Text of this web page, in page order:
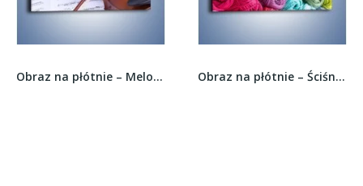
Obraz na płótnie – Melodia grana na skrzypcach... Obraz na płótnie – Ściśnięta kolorowa włóczka –...